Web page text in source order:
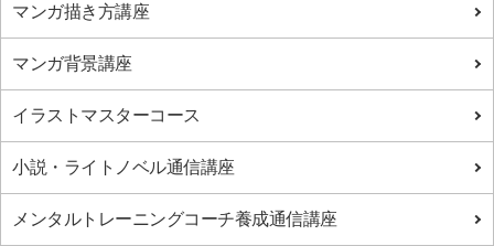
マンガ描き方講座
マンガ背景講座
イラストマスターコース
小説・ライトノベル通信講座
メンタルトレーニングコーチ養成通信講座